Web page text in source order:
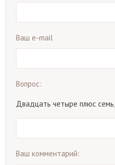
Ваш e-mail
Вопрос:
Двадцать четыре плюс
Ваш комментарий: